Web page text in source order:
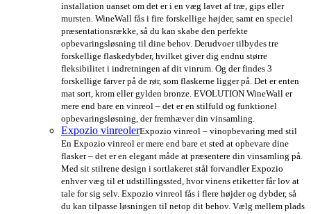
installation uanset om det er i en væg lavet af træ, gips eller
mursten. WineWall fås i fire forskellige højder, samt en speciel
præsentationsrække, så du kan skabe den perfekte
opbevaringsløsning til dine behov. Derudvoer tilbydes tre
forskellige flaskedybder, hvilket giver dig endnu større
fleksibilitet i indretningen af dit vinrum. Og der findes 3
forskellige farver på de rør, som flaskerne ligger på. Det er enten
mat sort, krom eller gylden bronze. EVOLUTION WineWall er
mere end bare en vinreol – det er en stilfuld og funktionel
opbevaringsløsning, der fremhæver din vinsamling.
Expozio vinreolerExpozio vinreol – vinopbevaring med stil
En Expozio vinreol er mere end bare et sted at opbevare dine
flasker – det er en elegant måde at præsentere din vinsamling på.
Med sit stilrene design i sortlakeret stål forvandler Expozio
enhver væg til et udstillingssted, hvor vinens etiketter får lov at
tale for sig selv. Expozio vinreol fås i flere højder og dybder, så
du kan tilpasse løsningen til netop dit behov. Vælg mellem plads